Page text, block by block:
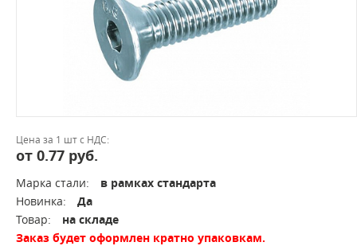
Цена за 1 шт с НДС:
от 0.77 руб.
Марка стали:
в рамках стандарта
Новинка:
Да
Товар:
на складе
Заказ будет оформлен кратно упаковкам.